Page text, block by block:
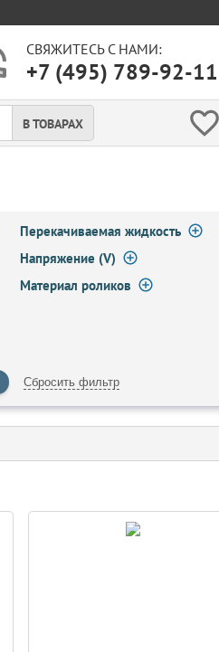
СВЯЖИТЕСЬ С НАМИ:
+7 (495) 789-92-11
В ТОВАРАХ
Перекачиваемая жидкость
Напряжение (V)
Материал роликов
Сбросить фильтр